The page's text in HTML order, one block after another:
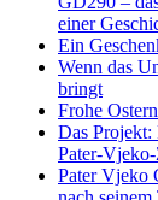
einer
Ein
Wenn das
bringt
Frohe Ostern
Das Projekt:
Pater-
Pater Vjeko